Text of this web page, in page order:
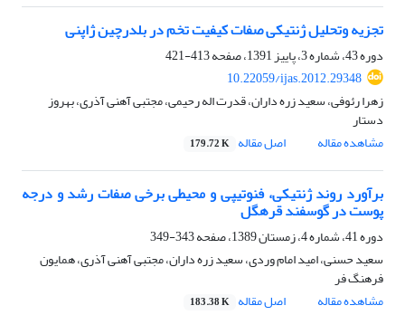
تجزیه وتحلیل ژنتیکی صفات کیفیت تخم در بلدرچین ژاپنی
دوره 43، شماره 3، پاییز 1391، صفحه
413-421
10.22059/ijas.2012.29348
زهرا رئوفی، سعید زره داران، قدرت اله رحیمی، مجتبی آهنی آذری، بهروز
دستار
مشاهده مقاله
اصل مقاله 179.72 K
برآورد روند ژنتیکی، فنوتیپی و محیطی برخی صفات رشد و درجه
پوست در گوسفند قره‎گل
دوره 41، شماره 4، زمستان 1389، صفحه
343-349
سعید حسنی، امید امام وردی، سعید زره داران، مجتبی آهنی آذری، همایون
فرهنگ فر
مشاهده مقاله
اصل مقاله 183.38 K